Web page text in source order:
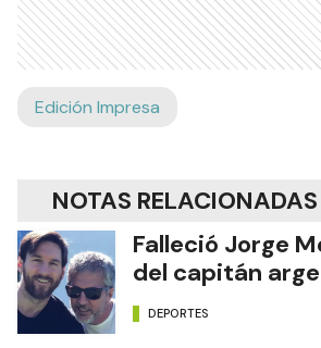
Edición Impresa
NOTAS RELACIONADAS
Falleció Jorge
del capitán
DEPORTES